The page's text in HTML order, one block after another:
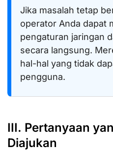
Jika masalah tetap
operator Anda dapat
pengaturan jaringan
secara langsung.
hal-hal yang tidak
pengguna.
III. Pertanyaan
Diajukan